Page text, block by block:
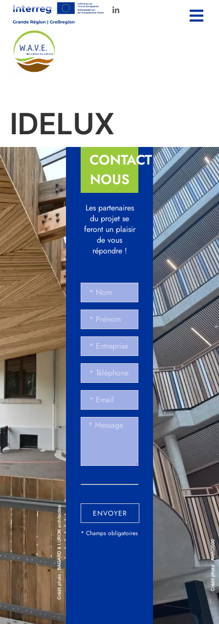
IDELUX
CONTACTEZ-
NOUS
Les partenaires
du projet se
feront un plaisir
de vous
répondre !
ENVOYER
* Champs obligatoires